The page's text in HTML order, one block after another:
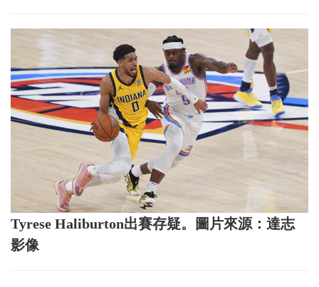
Tyrese Haliburton出賽存疑。圖片來源：達志
影像